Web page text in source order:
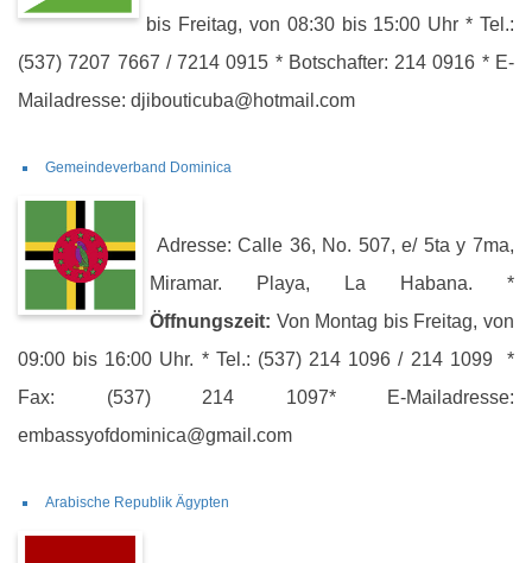
bis Freitag, von 08:30 bis 15:00 Uhr * Tel.:
(537) 7207 7667 / 7214 0915 * Botschafter: 214 0916 * E-
Mailadresse: djibouticuba@hotmail.com
Gemeindeverband Dominica
Adresse: Calle 36, No. 507, e/ 5ta y 7ma,
Miramar. Playa, La Habana. *
Öffnungszeit: Von Montag bis Freitag, von
09:00 bis 16:00 Uhr. * Tel.: (537) 214 1096 / 214 1099 *
Fax: (537) 214 1097* E-Mailadresse:
embassyofdominica@gmail.com
Arabische Republik Ägypten